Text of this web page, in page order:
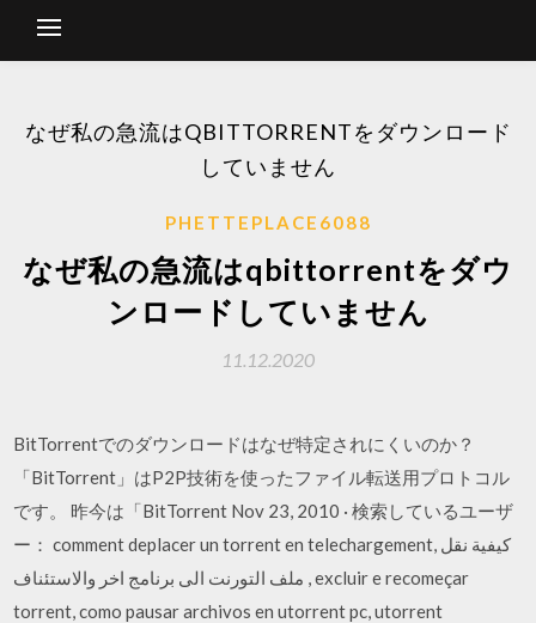
なぜ私の急流はQBITTORRENTをダウンロード
していません
PHETTEPLACE6088
なぜ私の急流はqbittorrentをダウ
ンロードしていません
11.12.2020
BitTorrentでのダウンロードはなぜ特定されにくいのか？
「BitTorrent」はP2P技術を使ったファイル転送用プロトコル
です。 昨今は「BitTorrent Nov 23, 2010 · 検索しているユーザ
ー： comment deplacer un torrent en telechargement, كيفية نقل
ملف التورنت الى برنامج اخر والاستئناف , excluir e recomeçar
torrent, como pausar archivos en utorrent pc, utorrent